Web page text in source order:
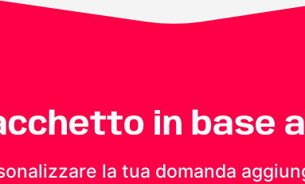
in base
la tua domanda